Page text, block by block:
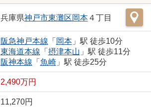
兵庫県神戸市東灘区岡本４丁目
阪急神戸本線 「 岡本」駅 徒歩10分
東海道本線 「 摂津本山 」駅 徒歩11分
阪神本線 「 魚崎」駅 徒歩25分
2,490万円
11,270円